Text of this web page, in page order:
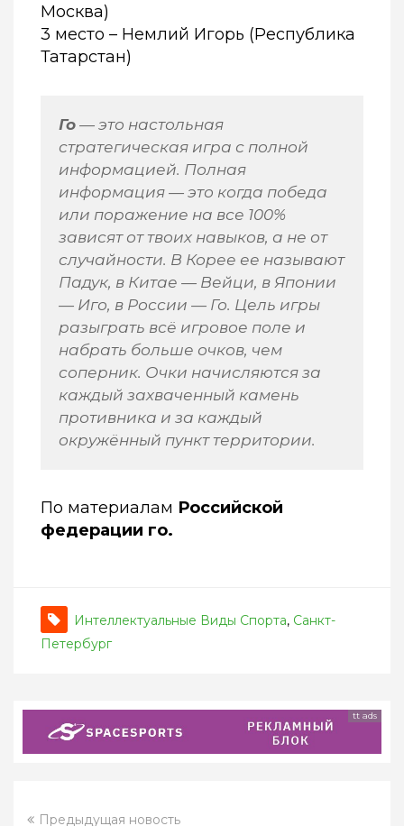
Москва)
3 место – Немлий Игорь (Республика
Татарстан)
Го — это настольная
стратегическая игра с полной
информацией. Полная
информация — это когда победа
или поражение на все 100%
зависят от твоих навыков, а не от
случайности. В Корее ее называют
Падук, в Китае — Вейци, в Японии
— Иго, в России — Го. Цель игры
разыграть всё игровое поле и
набрать больше очков, чем
соперник. Очки начисляются за
каждый захваченный камень
противника и за каждый
окружённый пункт территории.
По материалам Российской
федерации го.
Интеллектуальные Виды Спорта, Санкт-
Петербург
tt ads
Предыдущая новость